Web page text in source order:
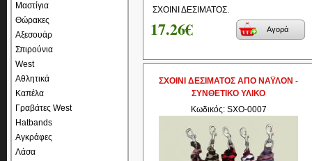
Μαστίγια
Θώρακες
Αξεσουάρ
Σπιρούνια
West
Αθλητικά
Καπέλα
Γραβάτες West
Hatbands
Αγκράφες
Λάσα
ΣΧΟΙΝΙ ΔΕΣΙΜΑΤΟΣ.
17.26€ Αγορά
ΣΧΟΙΝΙ ΔΕΣΙΜΑΤΟΣ ΑΠΟ ΝΑΫΛΟΝ -
ΣΥΝΘΕΤΙΚΟ ΥΛΙΚΟ
Κωδικός: SXO-0007